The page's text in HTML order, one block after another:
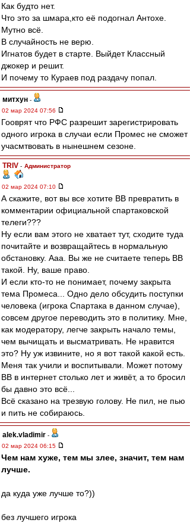
Как будто нет.
Что это за шмара,кто её подогнал Антохе.
Мутно всё.
В случайность не верю.
Игнатов будет в старте. Выйдет Классный
джокер и решит.
И почему то Кураев под раздачу попал.
митхун -
02 мар 2024 07:56
Гооврят что РФС разрешит зарегистрировать
одного игрока в случаи если Промес не сможет
учасмтвовать в нынешнем сезоне.
TRIV - Администратор
02 мар 2024 07:10
А скажите, вот вы все хотите ВВ превратить в
комментарии официальной спартаковской
телеги???
Ну если вам этого не хватает тут, сходите туда
почитайте и возвращайтесь в нормальную
обстановку. Ааа. Вы же не считаете теперь ВВ
такой. Ну, ваше право.
И если кто-то не понимает, почему закрыта
тема Промеса... Одно дело обсудить поступки
человека (игрока Спартака в данном случае),
совсем другое переводить это в политику. Мне,
как модератору, легче закрыть начало темы,
чем вычищать и высматривать. Не нравится
это? Ну уж извините, но я вот такой какой есть.
Меня так учили и воспитывали. Может потому
ВВ в интернет столько лет и живёт, а то бросил
бы давно это всё...
Всё сказано на трезвую голову. Не пил, не пью
и пить не собираюсь.
alek.vladimir -
02 мар 2024 06:15
Чем нам хуже, тем мы злее, значит, тем нам
лучше.
да куда уже лучше то?))
без лучшего игрока